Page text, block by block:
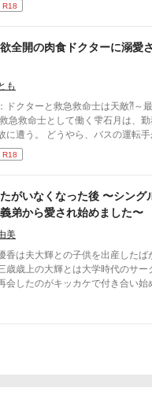
R18
全開の肉食ドクターに溺愛
も
ドクターと救急救命士は天敵⁈～
、バスの運転手が体調不良になったよう
ボサボサ頭のマスク姿の男がAED
チビ団子』と呼んだのだ。 医療従
男は運転手の処置をして、月が文
去ってしまった。 最悪の出会いをし、二度と会いた
⁇ 作品はフィクションです。 本来の仕事内容
なる描写があると思います。
R18
がいなくなった後 〜シング
弟から愛され始めました〜
美
香は夫大輝との子供を出産したば
歳歳上の大輝とは大学時代のサ
会したのがキッカケで付き合い始
の息子を手探りで育てて、寝不足
に仕事へと送り出した夫は職場で